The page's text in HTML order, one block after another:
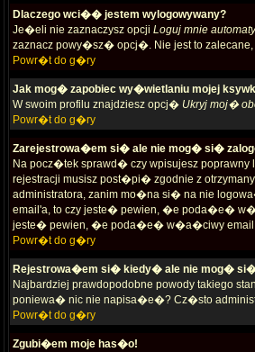
Dlaczego wci�� jestem wylogowywany?
Je�eli nie zaznaczysz opcji Loguj mnie
zaznacz powy�sz� opcj�. Nie jest to zalecane,
Powr�t do g�ry
Jak mog� zapobiec wy�wietlaniu mojej
W swoim profilu znajdziesz opcj� Ukryj moj�
Powr�t do g�ry
Zarejestrowa�em si� ale nie mog� si�
Na pocz�tek sprawd� czy wpisujesz
rejestracji musisz post�pi� zgodnie z
administratora, zanim mo�na si� na nie
email'a, to czy jeste� pewien, �e poda�e�
jeste� pewien, �e poda�e� w�a�ciwy email
Powr�t do g�ry
Rejestrowa�em si� kiedy� ale nie mog�
Najbardziej prawdopodobne powody takiego
poniewa� nic nie napisa�e�? Cz�sto
Powr�t do g�ry
Zgubi�em moje has�o!